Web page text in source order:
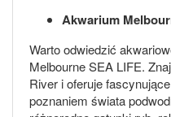
Akwarium
Warto odwiedzić
Melbourne SEA LIFE.
River i oferuje
poznaniem świata